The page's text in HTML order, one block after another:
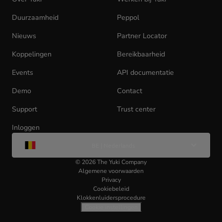
Duurzaamheid
Peppol
Nieuws
Partner Locator
Koppelingen
Bereikbaarheid
Events
API documentatie
Demo
Contact
Support
Trust center
Inloggen
tab)
© 2026The Yuki Company
Algemene voorwaarden
Privacy
Cookiebeleid
Klokkenluidersprocedure